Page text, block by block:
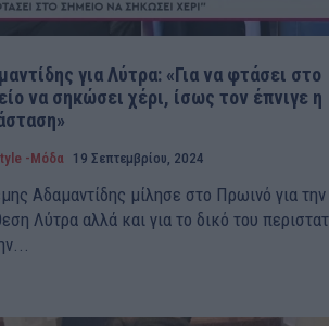
για Λύτρα: «Για να φτάσει στο
να σηκώσει χέρι, ίσως τον έπνιγε η
-Μόδα 19 Σεπτεμβρίου, 2024
Αδαμαντίδης μίλησε στο Πρωινό για την
Λύτρα αλλά και για το δικό του